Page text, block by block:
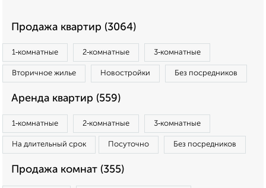
Продажа квартир (3064)
1‑комнатные 2‑комнатные 3‑комнатные
Вторичное жилье Новостройки Без посредников
Аренда квартир (559)
1‑комнатные 2‑комнатные 3‑комнатные
На длительный срок Посуточно Без посредников
Продажа комнат (355)